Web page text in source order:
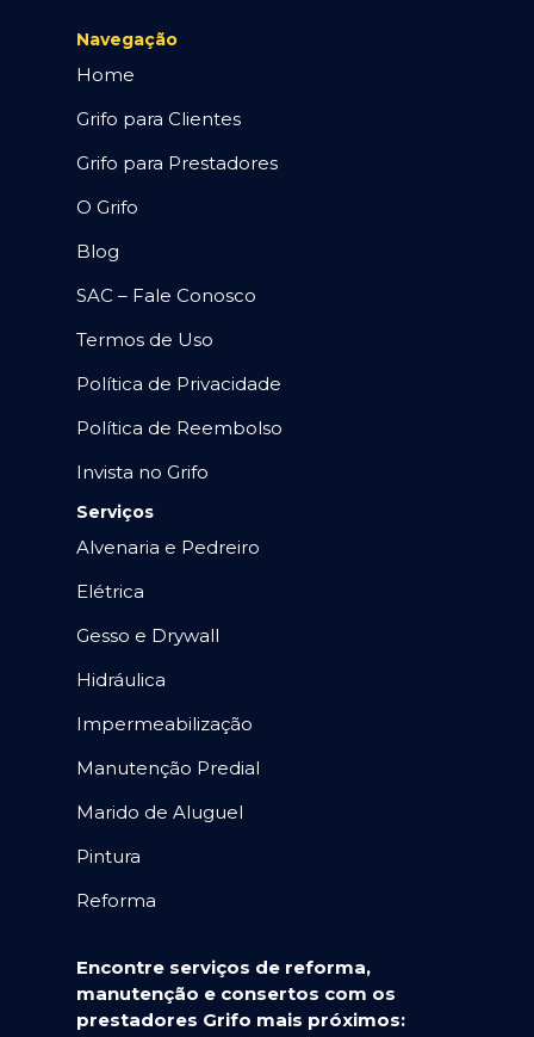
Navegação
Home
Grifo para Clientes
Grifo para Prestadores
O Grifo
Blog
SAC – Fale Conosco
Termos de Uso
Política de Privacidade
Política de Reembolso
Invista no Grifo
Serviços
Alvenaria e Pedreiro
Elétrica
Gesso e Drywall
Hidráulica
Impermeabilização
Manutenção Predial
Marido de Aluguel
Pintura
Reforma
Encontre serviços de reforma,
manutenção e consertos com os
prestadores Grifo mais próximos: